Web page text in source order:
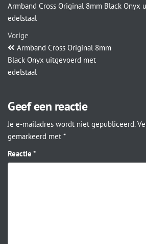
Armband Cross Original 8mm Black Onyx
edelstaal
Vorige
Armband Cross Original 8mm
Black Onyx uitgevoerd met
edelstaal
Geef een reactie
Je e-mailadres wordt niet gepubliceerd.
gemarkeerd met *
Reactie *